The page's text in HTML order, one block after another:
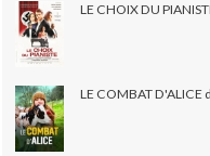
LE CHOIX DU
LE COMBAT